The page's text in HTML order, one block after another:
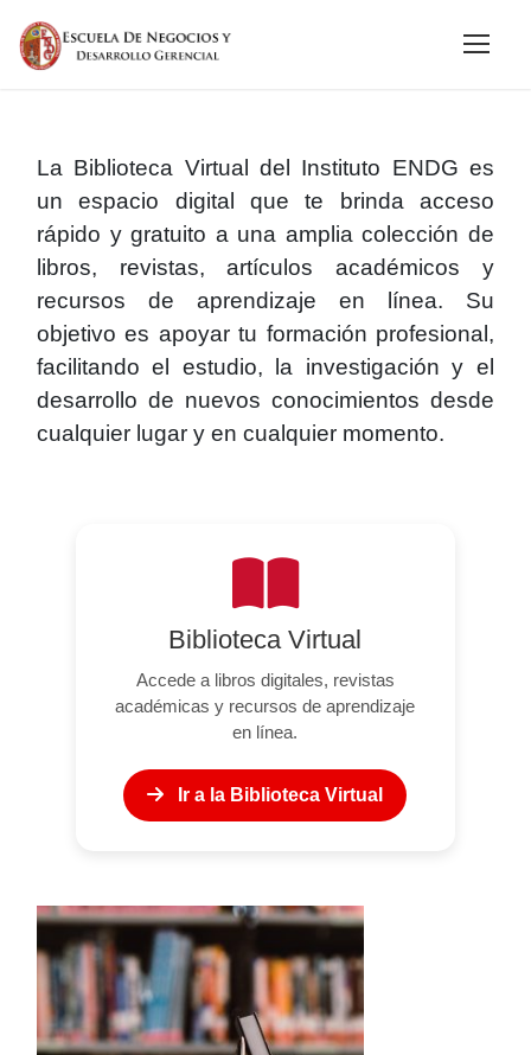
La Biblioteca Virtual del Instituto ENDG es
un espacio digital que te brinda acceso
rápido y gratuito a una amplia colección de
libros, revistas, artículos académicos y
recursos de aprendizaje en línea. Su
objetivo es apoyar tu formación profesional,
facilitando el estudio, la investigación y el
desarrollo de nuevos conocimientos desde
cualquier lugar y en cualquier momento.
Biblioteca Virtual
Accede a libros digitales, revistas
académicas y recursos de aprendizaje
en línea.
Ir a la Biblioteca Virtual